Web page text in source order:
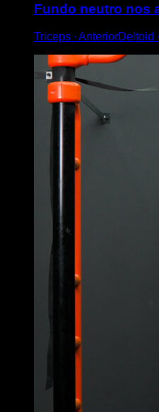
Fundo neutro nos
Triceps ∙ AnteriorDeltoid